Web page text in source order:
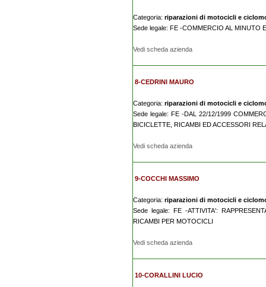
Categoria: riparazioni di motocicli e
Sede legale: FE -COMMERCIO AL MINUTO
Vedi scheda azienda
8-CEDRINI MAURO
Categoria: riparazioni di motocicli e
Sede legale: FE -DAL 22/12/1999
BICICLETTE, RICAMBI ED ACCESSORI
Vedi scheda azienda
9-COCCHI MASSIMO
Categoria: riparazioni di motocicli e
Sede legale: FE -ATTIVITA':
RICAMBI PER MOTOCICLI
Vedi scheda azienda
10-CORALLINI LUCIO